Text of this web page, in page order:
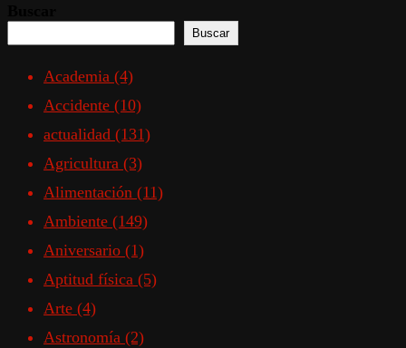
Buscar
Academia (4)
Accidente (10)
actualidad (131)
Agricultura (3)
Alimentación (11)
Ambiente (149)
Aniversario (1)
Aptitud física (5)
Arte (4)
Astronomía (2)